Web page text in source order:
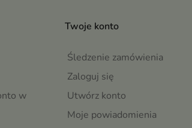
w
Twoje konto
Śledzenie zamówienia
Zaloguj się
Utwórz konto
Moje powiadomienia